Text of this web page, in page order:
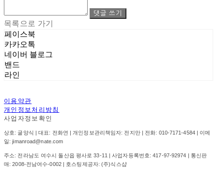
댓글 쓰기
목록으로 가기
페이스북
카카오톡
네이버 블로그
밴드
라인
이용약관
개인정보처리방침
사업자정보확인
상호: 굴양식 | 대표: 전화연 | 개인정보관리책임자: 전지만 | 전화: 010-7171-4584 | 이메
일: jimanroad@nate.com
주소: 전라남도 여수시 돌산읍 평사로 33-11 | 사업자등록번호:417-97-92974 | 통신판
매:2008-전남여수-0002| 호스팅제공자: (주)식스샵